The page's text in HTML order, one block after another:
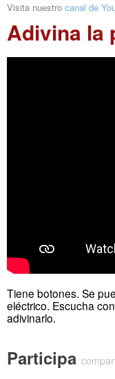
Visita nuestro canal de
Adivina la
Tiene botones. Se
eléctrico. Escucha
adivinarlo.
Participa